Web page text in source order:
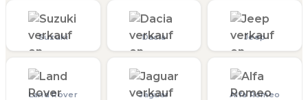
Suzuki Dacia Jeep
Land Rover Jaguar Alfa Romeo